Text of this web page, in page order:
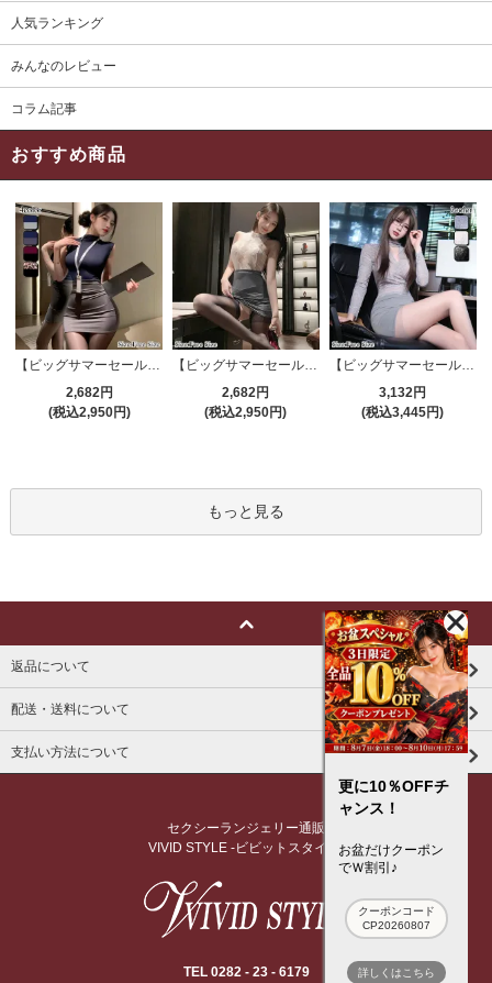
人気ランキング
みんなのレビュー
コラム記事
おすすめ商品
【ビッグサマーセール対象品】セクシーコスプレ(SEXYCOSPLAY) 4421
2,682円
(税込2,950円)
【ビッグサマーセール対象品】セクシーコスプレ(SEXYCOSPLAY) 4191
2,682円
(税込2,950円)
【ビッグサマーセール対象品】セクシーコスプレ(SEXYCOSPLAY) 4173
3,132円
(税込3,445円)
もっと見る
返品について
配送・送料について
支払い方法について
セクシーランジェリー通販
VIVID STYLE -ビビットスタイル-
TEL 0282 - 23 - 6179
更に10％OFFチ
ャンス！
お盆だけクーポン
でＷ割引♪
クーポンコード
CP20260807
詳しくはこちら